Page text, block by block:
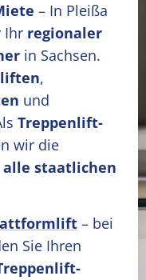
– In Pleißa
Ihr regionaler
in Sachsen.
,
und
Treppenlift-
wir die
alle staatlichen
– bei
Sie Ihren